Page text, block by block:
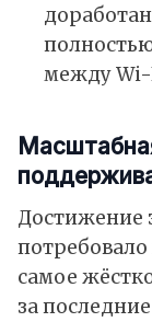
между Wi-
Достижение
самое
за